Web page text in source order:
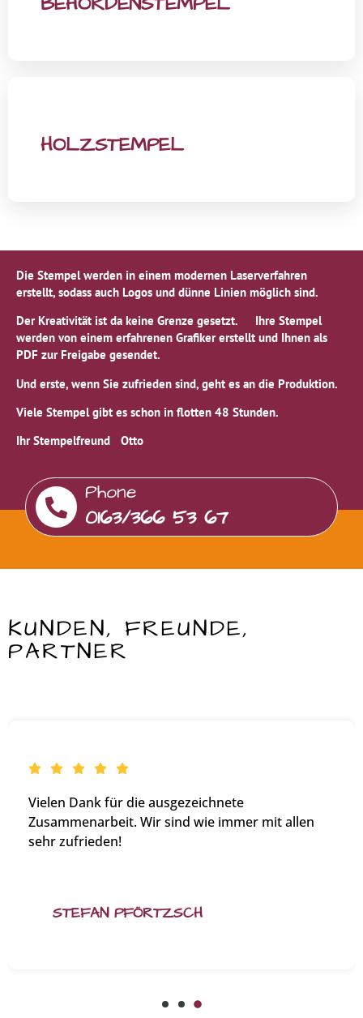
HOLZSTEMPEL
Die Stempel werden in einem modernen Laserverfahren
erstellt, sodass auch Logos und dünne Linien möglich sind.
Der Kreativität ist da keine Grenze gesetzt. Ihre Stempel
werden von einem erfahrenen Grafiker erstellt und Ihnen als
PDF zur Freigabe gesendet.
Und erste, wenn Sie zufrieden sind, geht es an die Produktion.
Viele Stempel gibt es schon in flotten 48 Stunden.
Ihr Stempelfreund Otto
Phone
0163/366 53 67
KUNDEN, FREUNDE,
PARTNER
Vielen Dank für die ausgezeichnete
Zusammenarbeit. Wir sind wie immer mit allen
sehr zufrieden!
STEFAN PFÖRTZSCH